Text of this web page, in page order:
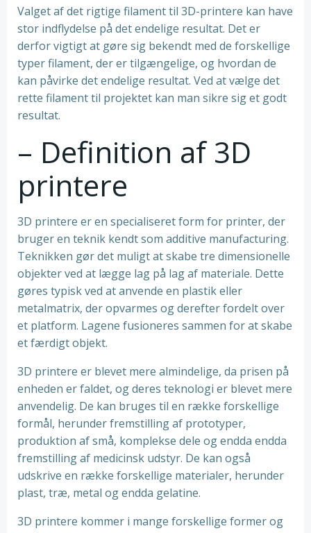
Valget af det rigtige filament til 3D-printere kan have
stor indflydelse på det endelige resultat. Det er
derfor vigtigt at gøre sig bekendt med de forskellige
typer filament, der er tilgængelige, og hvordan de
kan påvirke det endelige resultat. Ved at vælge det
rette filament til projektet kan man sikre sig et godt
resultat.
– Definition af 3D
printere
3D printere er en specialiseret form for printer, der
bruger en teknik kendt som additive manufacturing.
Teknikken gør det muligt at skabe tre dimensionelle
objekter ved at lægge lag på lag af materiale. Dette
gøres typisk ved at anvende en plastik eller
metalmatrix, der opvarmes og derefter fordelt over
et platform. Lagene fusioneres sammen for at skabe
et færdigt objekt.
3D printere er blevet mere almindelige, da prisen på
enheden er faldet, og deres teknologi er blevet mere
anvendelig. De kan bruges til en række forskellige
formål, herunder fremstilling af prototyper,
produktion af små, komplekse dele og endda endda
fremstilling af medicinsk udstyr. De kan også
udskrive en række forskellige materialer, herunder
plast, træ, metal og endda gelatine.
3D printere kommer i mange forskellige former og